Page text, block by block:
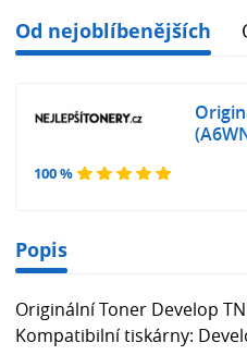
Od nejoblíbenějších
100 %
Popis
Originální Toner Develop
Kompatibilní tiskárny: